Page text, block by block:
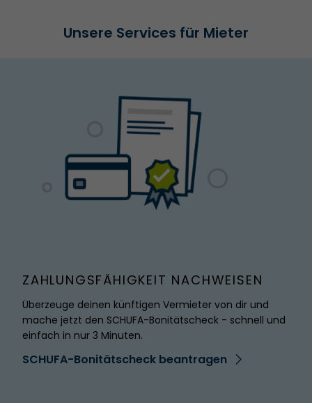
Unsere Services für Mieter
ZAHLUNGSFÄHIGKEIT NACHWEISEN
Überzeuge deinen künftigen Vermieter von dir und
mache jetzt den SCHUFA-Bonitätscheck - schnell und
einfach in nur 3 Minuten.
SCHUFA-Bonitätscheck beantragen